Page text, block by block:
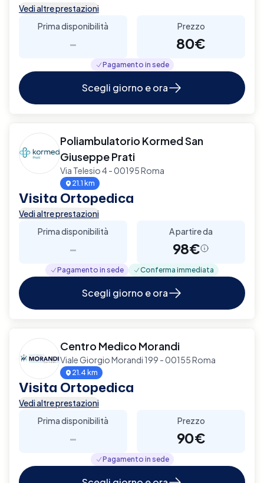
Vedi altre prestazioni
Prima disponibilità
-
Prezzo
80€
Pagamento in sede
Scegli giorno e ora
Poliambulatorio Kormed San
Giuseppe Prati
Via Telesio 4 - 00195 Roma
21.1 km
Visita Ortopedica
Vedi altre prestazioni
Prima disponibilità
-
A partire da
98€
Pagamento in sede Conferma immediata
Scegli giorno e ora
Centro Medico Morandi
Viale Giorgio Morandi 199 - 00155 Roma
21.4 km
Visita Ortopedica
Vedi altre prestazioni
Prima disponibilità
-
Prezzo
90€
Pagamento in sede